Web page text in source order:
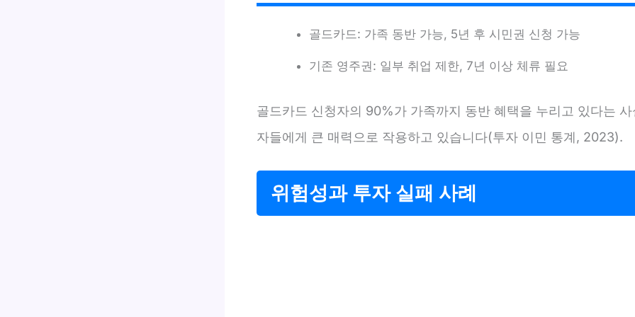
골드카드: 가족 동반 가능, 5년 후 시민권 신청 가능
기존 영주권: 일부 취업 제한, 7년 이상 체류 필요
골드카드 신청자의 90%가 가족까지 동반 혜택을 누리고 있다는
자들에게 큰 매력으로 작용하고 있습니다(투자 이민 통계, 2023).
위험성과 투자 실패 사례